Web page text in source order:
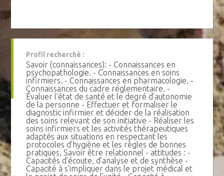
Profil recherché :
Savoir (connaissances): - Connaissances en
psychopathologie. - Connaissances en soins
infirmiers. - Connaissances en pharmacologie. -
Connaissances du cadre réglementaire. -
Évaluer l’état de santé et le degré d’autonomie
de la personne - Effectuer et formaliser le
diagnostic infirmier et décider de la réalisation
des soins relevant de son initiative - Réaliser les
soins infirmiers et les activités thérapeutiques
adaptés aux situations en respectant les
protocoles d’hygiène et les règles de bonnes
pratiques, Savoir être relationnel - attitudes : -
Capacités d'écoute, d’analyse et de synthèse -
Capacité à s'impliquer dans le projet médical et